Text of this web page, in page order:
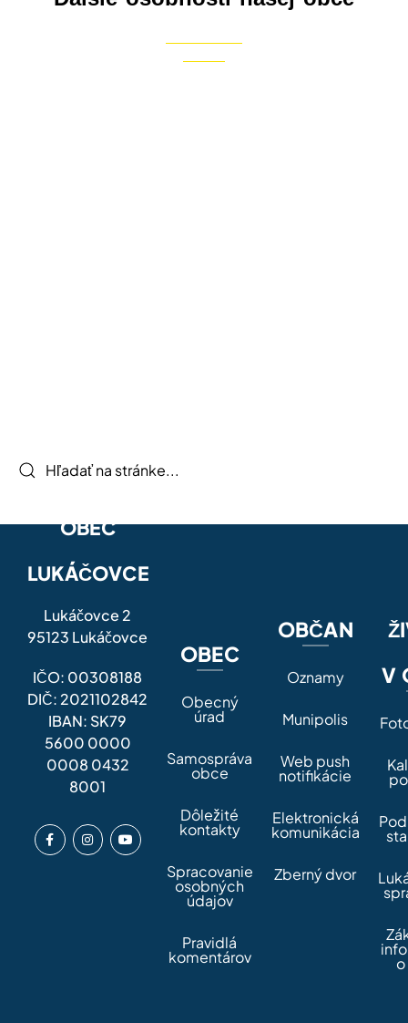
OBEC
LUKÁČOVCE
Lukáčovce 2
95123 Lukáčovce
IČO: 00308188
DIČ: 2021102842
IBAN: SK79
5600 0000
0008 0432
8001
OBEC
Obecný
úrad
Samospráva
obce
Dôležité
kontakty
Spracovanie
osobných
údajov
Pravidlá
komentárov
OBČAN
Oznamy
Munipolis
Web push
notifikácie
Elektronická
komunikácia
Zberný dvor
V